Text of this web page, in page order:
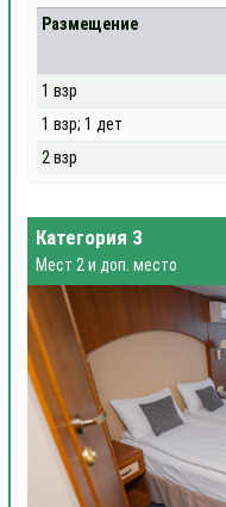
Размещение
1 взр
1 взр; 1 дет
2 взр
Категория 3
Мест 2 и доп. место